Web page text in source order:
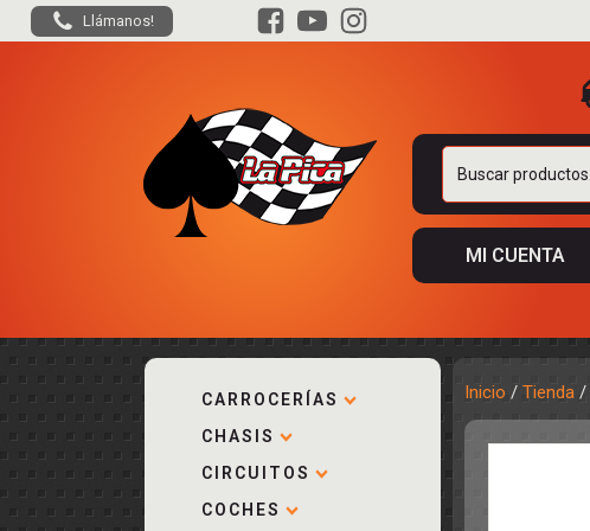
Llámanos!
Buscar
MI CUENTA
CARROCERÍAS
CHASIS
CIRCUITOS
COCHES
Inicio / Tienda /